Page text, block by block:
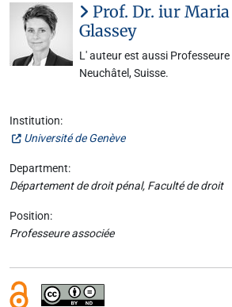
Prof. Dr. iur
Glassey
L' auteur est aussi Professeure
Neuchâtel, Suisse.
Institution:
Université de Genève
Department:
Département de droit pénal, Faculté de droit
Position:
Professeure associée